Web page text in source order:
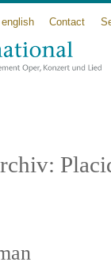
english Contact